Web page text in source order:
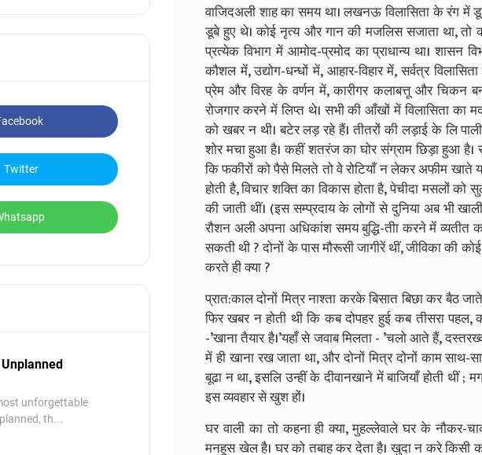
Twitter
unforgettable
th...
वाजिदअली शाह का समय था। लखनऊ विलासिता के रंग में
डूबे हुए थे। कोई नृत्य और गान की मजलिस सजाता था,
प्रत्येक विभाग में आमोद-प्रमोद का प्राधान्य था। शासन
कौशल में, उद्योग-धन्धों में, आहार-विहार में, सर्वत्र
प्रेम और विरह के वर्णन में, कारीगर कलाबत्तू और चिकन
रोजगार करने में लिप्त थे। सभी की आँखों में विलासिता का
को खबर न थी। बटेर लड़ रहे हैं। तीतरों की लड़ाई के लि पाली
शोर मचा हुआ है। कहीं शतरंज का घोर संग्राम छिड़ा हुआ
कि फकीरों को पैसे मिलते तो वे रोटियाँ न लेकर अफीम खाते
होती है, विचार शक्ति का विकास होता है, पेचीदा मसलों
की जाती थीं। (इस सम्प्रदाय के लोगों से दुनिया अब भी
रौशन अली अपना अधिकांश समय बुद्धि-तीा करने में व्यतीत
सकती थी ? दोनों के पास मौरूसी जागीरें थीं, जीविका की
करते ही क्या ?
प्रात:काल दोनों मित्र नाश्ता करके बिसात बिछा कर बैठ
फिर खबर न होती थी कि कब दोपहर हुई कब तीसरा पहल,
-’खाना तैयार है।’यहाँ से जवाब मिलता - ’चलो आते हैं,
में ही खाना रख जाता था, और दोनों मित्र दोनों काम
बूढा न था, इसलि उन्हीं के दीवानखाने में बाजियाँ होती
इस व्यवहार से खुश हों।
घर वाली का तो कहना ही क्या, मुहल्लेवाले घर के नौकर-
मनहूस खेल है। घर को तबाह कर देता है। खुदा न करे किसी